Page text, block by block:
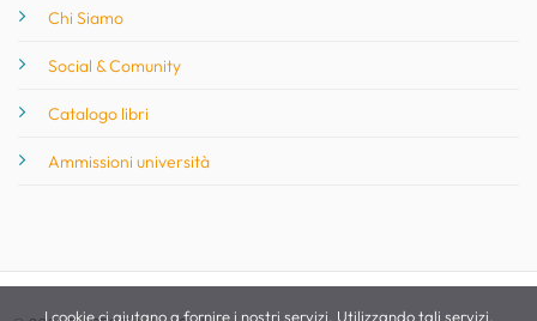
Chi Siamo
Social & Comunity
Catalogo libri
Ammissioni università
I cookie ci aiutano a fornire i nostri servizi. Utilizzando tali servizi,